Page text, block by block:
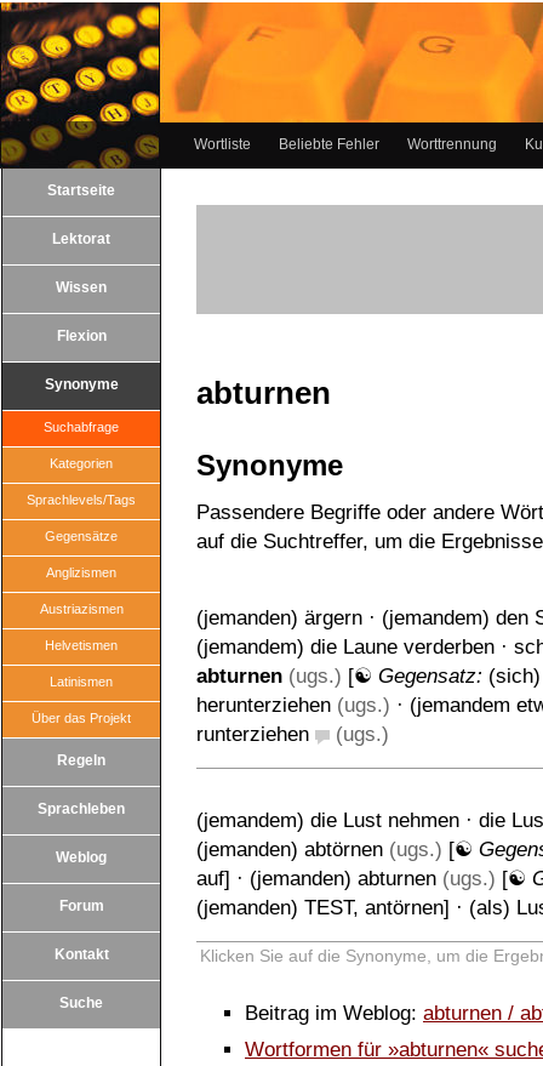
Wortliste Beliebte Fehler Worttrennung
Startseite
Lektorat
Wissen
Flexion
Synonyme
Suchabfrage
Kategorien
Sprachlevels/Tags
Gegensätze
Anglizismen
Austriazismen
Helvetismen
Latinismen
Über das Projekt
Regeln
Sprachleben
Weblog
Forum
Kontakt
Suche
abturnen
Synonyme
Passendere Begriffe oder andere
auf die Suchtreffer, um die
(jemanden) ärgern · (jemandem) den
(jemandem) die Laune verderben ·
abturnen (ugs.) [☯ Gegensatz:
herunterziehen (ugs.) · (jemandem
runterziehen
(ugs.)
(jemandem) die Lust nehmen · die
(jemanden) abtörnen (ugs.) [☯
auf] · (jemanden) abturnen (ugs.) [☯
(jemanden) TEST, antörnen] · (als)
Klicken Sie auf die Synonyme, um die
Beitrag im Weblog: abturnen /
Wortformen für »abturnen«